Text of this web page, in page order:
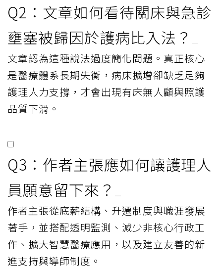
Q2：文章如何看待關床與急診
壅塞被歸因於護病比入法？
文章認為這種說法過度簡化問題。真正核心
是醫療體系長期失衡，病床擴增卻缺乏足夠
護理人力支撐，才會出現有床無人顧與照護
品質下滑。
Q3：作者主張應如何讓護理人
員願意留下來？
作者主張從底薪結構、升遷制度與職涯發展
著手，並搭配透明監測、減少非核心行政工
作、擴大智慧醫療應用，以及建立友善的新
進支持與導師制度。